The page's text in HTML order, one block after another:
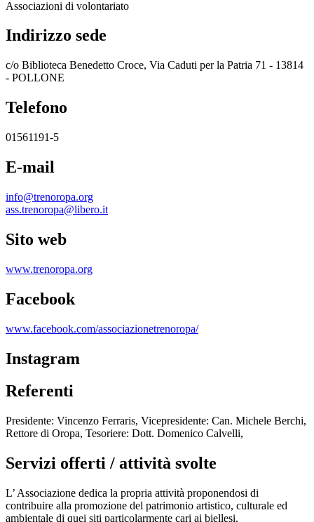
Associazioni di volontariato
Indirizzo sede
c/o Biblioteca Benedetto Croce, Via Caduti per la Patria 71 - 13814
- POLLONE
Telefono
01561191-5
E-mail
info@trenoropa.org
ass.trenoropa@libero.it
Sito web
www.trenoropa.org
Facebook
www.facebook.com/associazionetrenoropa/
Instagram
Referenti
Presidente: Vincenzo Ferraris, Vicepresidente: Can. Michele Berchi,
Rettore di Oropa, Tesoriere: Dott. Domenico Calvelli,
Servizi offerti / attività svolte
L’ Associazione dedica la propria attività proponendosi di
contribuire alla promozione del patrimonio artistico, culturale ed
ambientale di quei siti particolarmente cari ai biellesi.